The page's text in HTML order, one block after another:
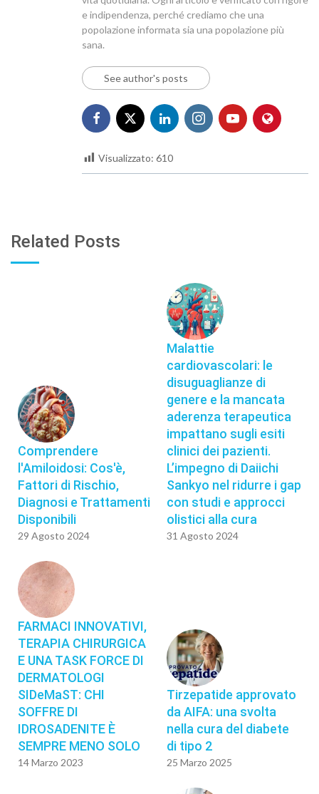
e indipendenza, perché crediamo che una
popolazione informata sia una popolazione più
sana.
See author's posts
Visualizzato: 610
Related Posts
Comprendere
l'Amiloidosi: Cos'è,
Fattori di Rischio,
Diagnosi e Trattamenti
Disponibili
29 Agosto 2024
Malattie
cardiovascolari: le
disuguaglianze di
genere e la mancata
aderenza terapeutica
impattano sugli esiti
clinici dei pazienti.
L’impegno di Daiichi
Sankyo nel ridurre i gap
con studi e approcci
olistici alla cura
31 Agosto 2024
FARMACI INNOVATIVI,
TERAPIA CHIRURGICA
E UNA TASK FORCE DI
DERMATOLOGI
SIDeMaST: CHI
SOFFRE DI
IDROSADENITE È
SEMPRE MENO SOLO
14 Marzo 2023
Tirzepatide approvato
da AIFA: una svolta
nella cura del diabete
di tipo 2
25 Marzo 2025